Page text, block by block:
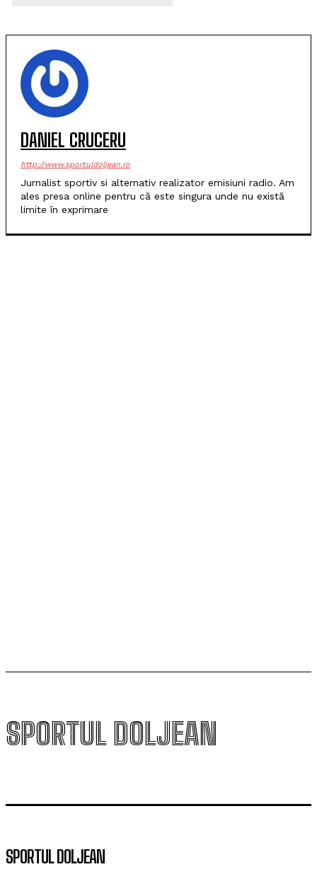
DANIEL CRUCERU
http://www.sportuldoljean.ro
Jurnalist sportiv si alternativ realizator emisiuni radio. Am
ales presa online pentru că este singura unde nu există
limite în exprimare
SPORTUL DOLJEAN
SPORTUL DOLJEAN